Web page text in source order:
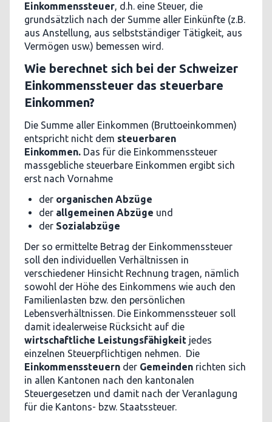
Einkommenssteuer, d.h. eine Steuer, die
grundsätzlich nach der Summe aller Einkünfte (z.B.
aus Anstellung, aus selbstständiger Tätigkeit, aus
Vermögen usw.) bemessen wird.
Wie berechnet sich bei der Schweizer
Einkommenssteuer das steuerbare
Einkommen?
Die Summe aller Einkommen (Bruttoeinkommen)
entspricht nicht dem steuerbaren
Einkommen. Das für die Einkommenssteuer
massgebliche steuerbare Einkommen ergibt sich
erst nach Vornahme
der organischen Abzüge
der allgemeinen Abzüge und
der Sozialabzüge
Der so ermittelte Betrag der Einkommenssteuer
soll den individuellen Verhältnissen in
verschiedener Hinsicht Rechnung tragen, nämlich
sowohl der Höhe des Einkommens wie auch den
Familienlasten bzw. den persönlichen
Lebensverhältnissen. Die Einkommenssteuer soll
damit idealerweise Rücksicht auf die
wirtschaftliche Leistungsfähigkeit jedes
einzelnen Steuerpflichtigen nehmen. Die
Einkommenssteuern der Gemeinden richten sich
in allen Kantonen nach den kantonalen
Steuergesetzen und damit nach der Veranlagung
für die Kantons- bzw. Staatssteuer.